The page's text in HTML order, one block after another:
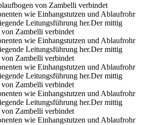
von Zambelli verbindet
wie Einhangstutzen und Ablaufrohr
Leitungsführung her.Der mittig
Zambelli verbindet
wie Einhangstutzen und Ablaufrohr
Leitungsführung her.Der mittig
Zambelli verbindet
wie Einhangstutzen und Ablaufrohr
Leitungsführung her.Der mittig
Zambelli verbindet
wie Einhangstutzen und Ablaufrohr
Leitungsführung her.Der mittig
Zambelli verbindet
wie Einhangstutzen und Ablaufrohr